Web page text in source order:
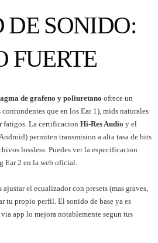
SONIDO:
FUERTE
de grafeno y poliuretano ofrece un
que en los Ear 1), mids naturales
fatigos. La certificacion Hi-Res Audio y el
permiten transmision a alta tasa de bits
lossless. Puedes ver la especificacion
Ear 2 en la web oficial
ajustar el ecualizador con presets (mas graves,
tu propio perfil. El sonido de base ya es
app lo mejora notablemente segun tus